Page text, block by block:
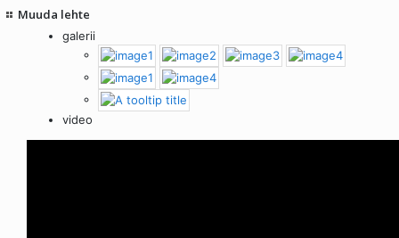
Muuda lehte
galerii
video